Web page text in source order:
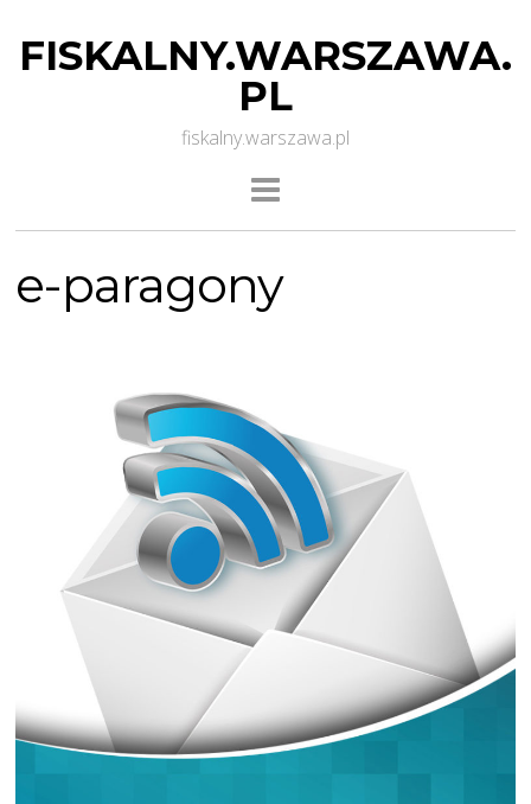
FISKALNY.WARSZAWA.
PL
fiskalny.warszawa.pl
e-paragony